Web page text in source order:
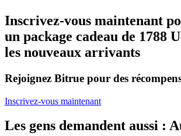
Analyse de mégadonnées, y compris des
Inscrivez-vous maintenant
un package cadeau de 1788
les nouveaux arrivants
Rejoignez Bitrue pour des
Inscrivez-vous maintenant
Les gens demandent aussi :